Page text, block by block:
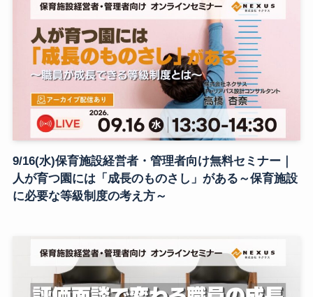
9/16(水)保育施設経営者・管理者向け無料セミナー｜
人が育つ園には「成長のものさし」がある～保育施設
に必要な等級制度の考え方～